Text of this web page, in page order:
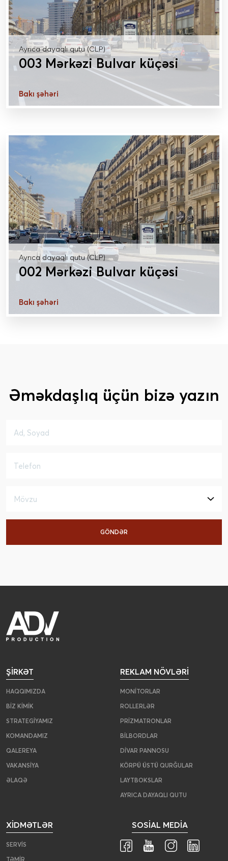
Ayrıca dayaqlı qutu (CLP)
003 Mərkəzi Bulvar küçəsi
Bakı şəhəri
Ayrıca dayaqlı qutu (CLP)
002 Mərkəzi Bulvar küçəsi
Bakı şəhəri
Əməkdaşlıq üçün bizə yazın
ŞIRKƏT
HAQQIMIZDA
BIZ KIMIK
STRATEGIYAMIZ
KOMANDAMIZ
QALEREYA
VAKANSIYA
ƏLAQƏ
REKLAM NÖVLƏRI
MONITORLAR
ROLLERLƏR
PRIZMATRONLAR
BILBORDLAR
DIVAR PANNOSU
KÖRPÜ ÜSTÜ QURĞULAR
LAYTBOKSLAR
AYRICA DAYAQLI QUTU
XIDMƏTLƏR
SERVIS
TƏMIR
SOSIAL MEDIA